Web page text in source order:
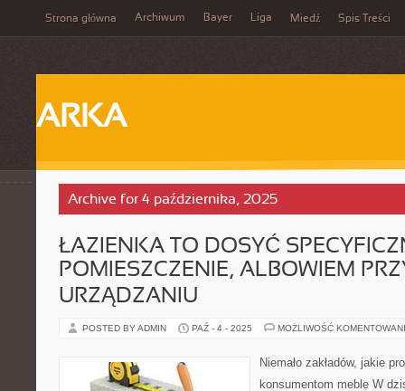
Strona główna Archiwum Bayer Liga Miedź Spis Treści
ARKA
Archive for 4 października, 2025
ŁAZIENKA TO DOSYĆ
POMIESZCZENIE, ALBOWIEM
URZĄDZANIU
POSTED BY ADMIN PAŹ - 4 - 2025 MOŻLIWOŚĆ
Niemało zakładów, jakie
konsumentom meble W